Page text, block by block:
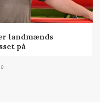
landmænds
på